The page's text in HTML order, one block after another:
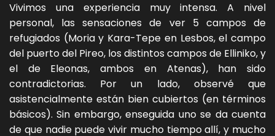
Vivimos una experiencia muy intensa. A nivel
personal, las sensaciones de ver 5 campos de
refugiados (Moria y Kara-Tepe en Lesbos, el campo
del puerto del Pireo, los distintos campos de Elliniko, y
el de Eleonas, ambos en Atenas), han sido
contradictorias. Por un lado, observé que
asistencialmente están bien cubiertos (en términos
básicos). Sin embargo, enseguida uno se da cuenta
de que nadie puede vivir mucho tiempo allí, y mucho